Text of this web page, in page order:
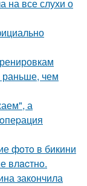
на все слухи о
раньше, чем
а
фoтo в бикини
влacтнo.
закончила